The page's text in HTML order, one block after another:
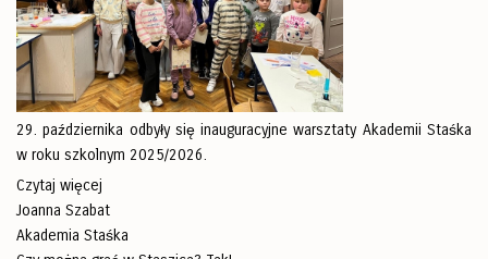
29. października odbyły się inauguracyjne warsztaty Akademii Staśka
w roku szkolnym 2025/2026.
Czytaj więcej
Joanna Szabat
Akademia Staśka